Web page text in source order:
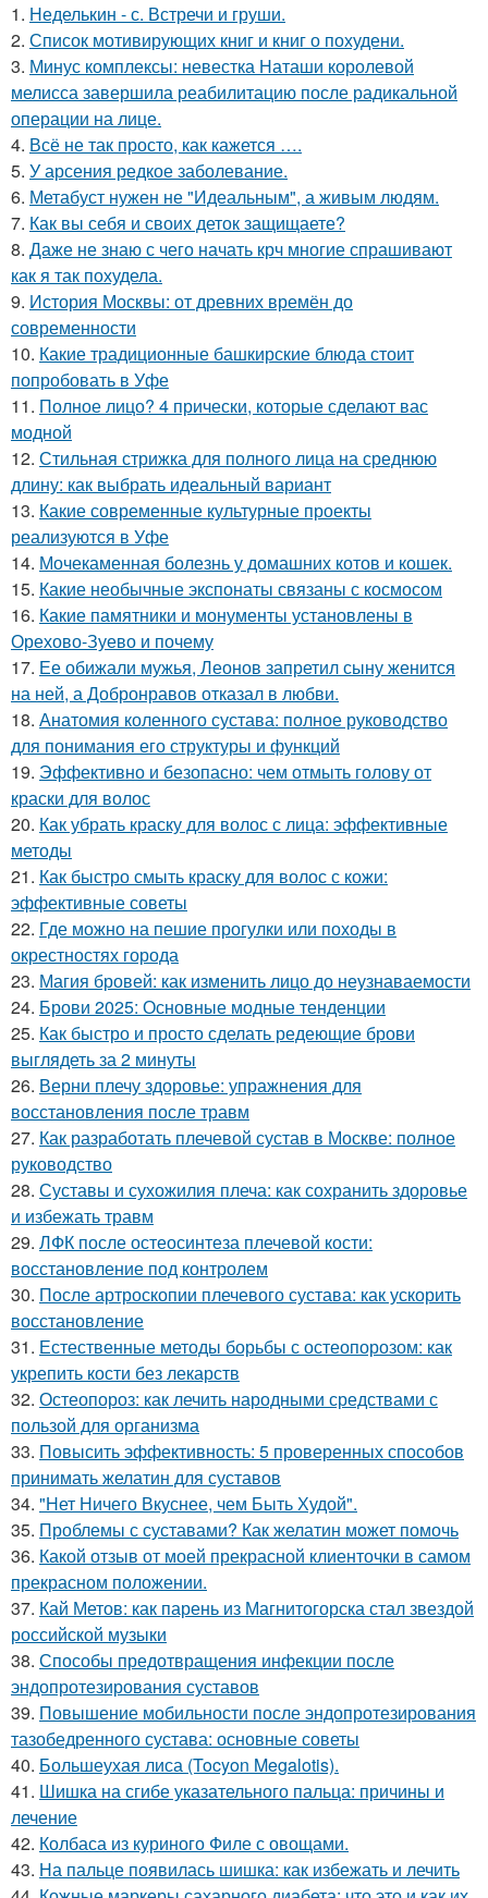
1. Неделькин - с. Встречи и груши.
2. Список мотивирующих книг и книг о похудени.
3. Минус комплексы: невестка Наташи королевой
мелисса завершила реабилитацию после радикальной
операции на лице.
4. Всё не так просто, как кажется ….
5. У арсения редкое заболевание.
6. Метабуст нужен не "Идеальным", а живым людям.
7. Как вы себя и своих деток защищаете?
8. Даже не знаю с чего начать крч многие спрашивают
как я так похудела.
9. История Москвы: от древних времён до
современности
10. Какие традиционные башкирские блюда стоит
попробовать в Уфе
11. Полное лицо? 4 прически, которые сделают вас
модной
12. Стильная стрижка для полного лица на среднюю
длину: как выбрать идеальный вариант
13. Какие современные культурные проекты
реализуются в Уфе
14. Мочекаменная болезнь у домашних котов и кошек.
15. Какие необычные экспонаты связаны с космосом
16. Какие памятники и монументы установлены в
Орехово-Зуево и почему
17. Ее обижали мужья, Леонов запретил сыну женится
на ней, а Добронравов отказал в любви.
18. Анатомия коленного сустава: полное руководство
для понимания его структуры и функций
19. Эффективно и безопасно: чем отмыть голову от
краски для волос
20. Как убрать краску для волос с лица: эффективные
методы
21. Как быстро смыть краску для волос с кожи:
эффективные советы
22. Где можно на пешие прогулки или походы в
окрестностях города
23. Магия бровей: как изменить лицо до неузнаваемости
24. Брови 2025: Основные модные тенденции
25. Как быстро и просто сделать редеющие брови
выглядеть за 2 минуты
26. Верни плечу здоровье: упражнения для
восстановления после травм
27. Как разработать плечевой сустав в Москве: полное
руководство
28. Суставы и сухожилия плеча: как сохранить здоровье
и избежать травм
29. ЛФК после остеосинтеза плечевой кости:
восстановление под контролем
30. После артроскопии плечевого сустава: как ускорить
восстановление
31. Естественные методы борьбы с остеопорозом: как
укрепить кости без лекарств
32. Остеопороз: как лечить народными средствами с
пользой для организма
33. Повысить эффективность: 5 проверенных способов
принимать желатин для суставов
34. "Нет Ничего Вкуснее, чем Быть Худой".
35. Проблемы с суставами? Как желатин может помочь
36. Какой отзыв от моей прекрасной клиенточки в самом
прекрасном положении.
37. Кай Метов: как парень из Магнитогорска стал звездой
российской музыки
38. Способы предотвращения инфекции после
эндопротезирования суставов
39. Повышение мобильности после эндопротезирования
тазобедренного сустава: основные советы
40. Большеухая лиса (Tocyon Megalotis).
41. Шишка на сгибе указательного пальца: причины и
лечение
42. Колбаса из куриного Филе с овощами.
43. На пальце появилась шишка: как избежать и лечить